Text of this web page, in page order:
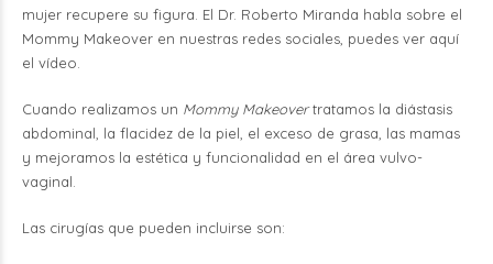
mujer recupere su figura. El Dr. Roberto Miranda habla sobre el
Mommy Makeover en nuestras redes sociales, puedes ver aquí
el vídeo.
Cuando realizamos un Mommy Makeovertratamos la diástasis
abdominal, la flacidez de la piel, el exceso de grasa, las mamas
y mejoramos la estética y funcionalidad en el área vulvo-
vaginal.
Las cirugías que pueden incluirse son: